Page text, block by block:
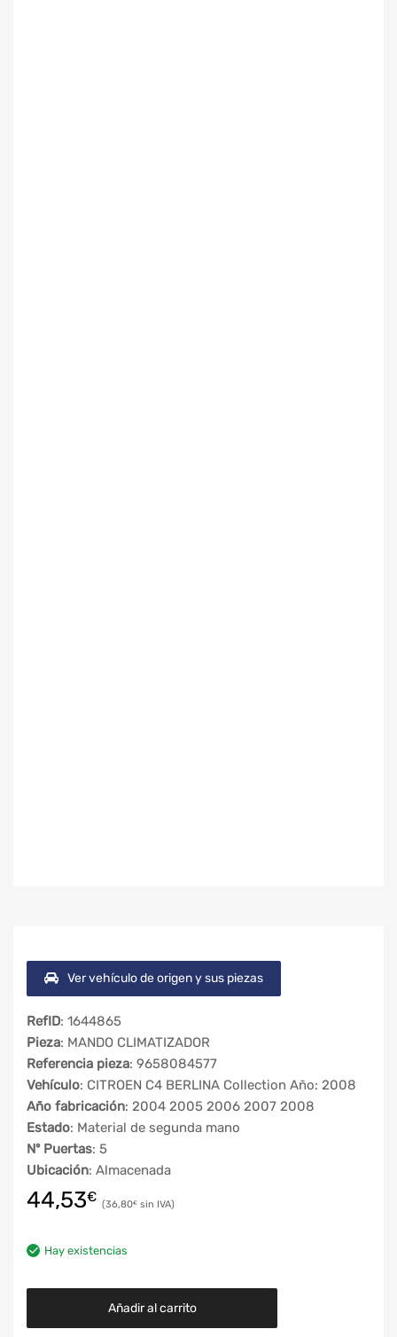
Ver vehículo de origen y sus piezas
RefID: 1644865
Pieza: MANDO CLIMATIZADOR
Referencia pieza: 9658084577
Vehículo: CITROEN C4 BERLINA Collection Año: 2008
Año fabricación: 2004 2005 2006 2007 2008
Estado: Material de segunda mano
Nº Puertas: 5
Ubicación: Almacenada
44,53€ 36,80€
Hay existencias
Añadir al carrito